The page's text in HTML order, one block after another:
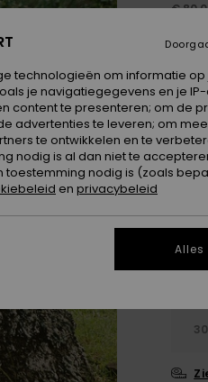
€
€
SALE
Kleur
30
technologieën om informatie
je navigatiegegevens en je
content te presenteren; om de
advertenties te leveren; om
te ontwikkelen en te
nodig is al dan niet te
nodig is (zoals
en privacybeleid
Alles